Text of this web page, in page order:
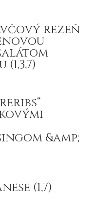
rezeň
&amp;
(1,7)